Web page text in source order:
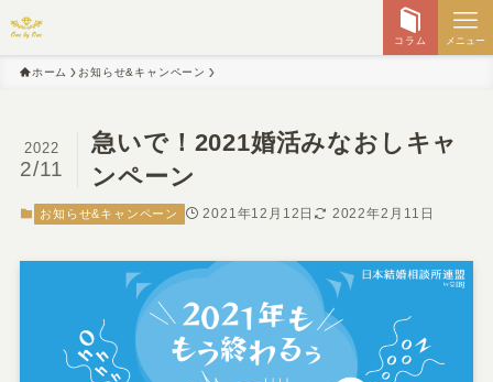
コラム メニュー
ホーム お知らせ&キャンペーン
急いで！2021婚活みなおしキャ
ンペーン
2022
2/11
お知らせ&キャンペーン 2021年12月12日 2022年2月11日